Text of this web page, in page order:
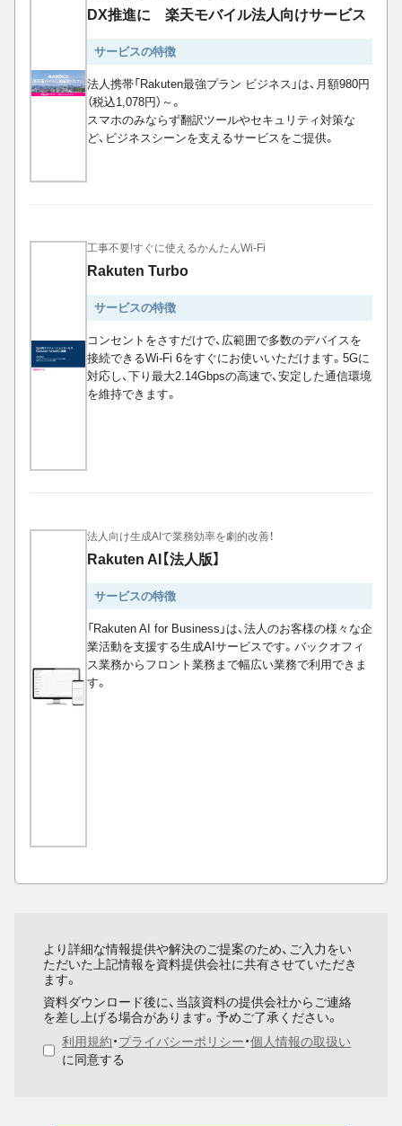
DX推進に 楽天モバイル法人向けサービス
サービスの特徴
法人携帯「Rakuten最強プラン ビジネス」は、月額980円
（税込1,078円）～。
スマホのみならず翻訳ツールやセキュリティ対策な
ど、ビジネスシーンを支えるサービスをご提供。
工事不要!すぐに使えるかんたんWi-Fi
Rakuten Turbo
サービスの特徴
コンセントをさすだけで、広範囲で多数のデバイスを
接続できるWi-Fi 6をすぐにお使いいただけます。5Gに
対応し、下り最大2.14Gbpsの高速で、安定した通信環境
を維持できます。
法人向け生成AIで業務効率を劇的改善！
Rakuten AI【法人版】
サービスの特徴
「Rakuten AI for Business」は、法人のお客様の様々な企
業活動を支援する生成AIサービスです。バックオフィ
ス業務からフロント業務まで幅広い業務で利用できま
す。
より詳細な情報提供や解決のご提案のため、ご入力をい
ただいた上記情報を資料提供会社に共有させていただき
ます。
資料ダウンロード後に、当該資料の提供会社からご連絡
を差し上げる場合があります。予めご了承ください。
利用規約・プライバシーポリシー・個人情報の取扱い
に同意する